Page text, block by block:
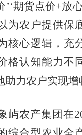
’‘期货点价+放
为农户提供保
核心逻辑，充
格认知能力不
力农户实现增
农产集团在